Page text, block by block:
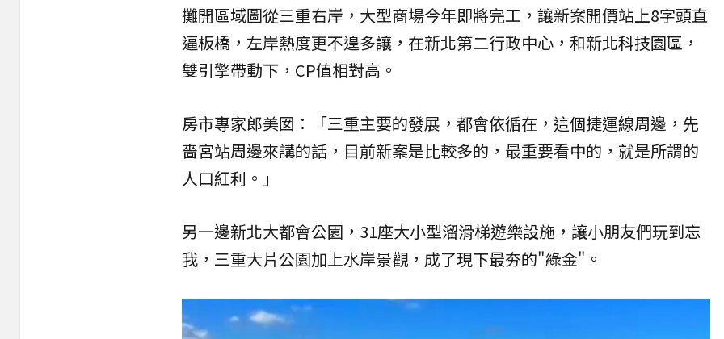
攤開區域圖從三重右岸，大型商場今年即將完工，讓新案開價站上8字頭直
逼板橋，左岸熱度更不遑多讓，在新北第二行政中心，和新北科技園區，
雙引擎帶動下，CP值相對高。
房市專家郎美囡：「三重主要的發展，都會依循在，這個捷運線周邊，先
嗇宮站周邊來講的話，目前新案是比較多的，最重要看中的，就是所謂的
人口紅利。」
另一邊新北大都會公園，31座大小型溜滑梯遊樂設施，讓小朋友們玩到忘
我，三重大片公園加上水岸景觀，成了現下最夯的"綠金"。